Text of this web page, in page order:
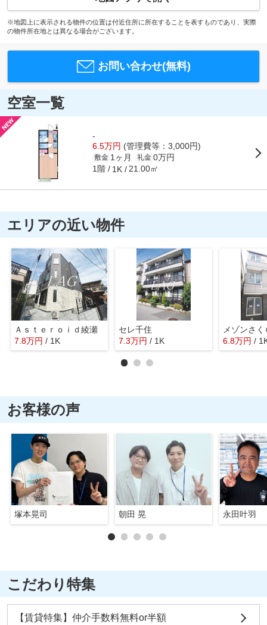
※地図上に表示される物件の位置は付近住所に所在することを表すものであり、実際
の物件所在地とは異なる場合がございます。
お問い合わせ(無料)
空室一覧
-
6.5万円 (管理費等：3,000円)
敷金 1ヶ月 礼金 0万円
1階 1K 21.00㎡
エリアの近い物件
Ａｓｔｅｒｏｉｄ綾瀬
7.8万円 / 1K
セレ千住
7.3万円 / 1K
メゾンさ
6.8万円 /
お客様の声
塚本晃司 朝田 晃 永田叶羽
こだわり特集
【賃貸特集】仲介手数料無料or半額